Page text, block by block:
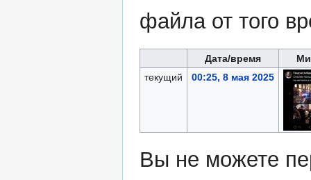
файла от того
Дата/время
текущий
00:25, 8 мая 2025
Вы не можете